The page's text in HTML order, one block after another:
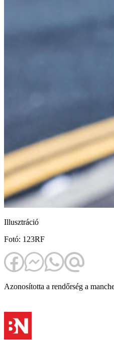
Illusztráció
Fotó: 123RF
Azonosította a rendőrség a